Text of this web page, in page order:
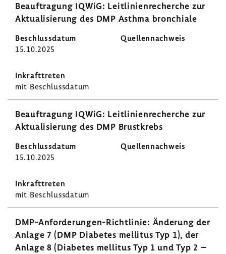
Beauf­tra­gung IQWiG: Leit­li­ni­en­re­cherche zur
Aktua­li­sie­rung des DMP Asthma bron­chiale
15.10.2025
mit Beschluss­datum
Beauf­tra­gung IQWiG: Leit­li­ni­en­re­cherche zur
Aktua­li­sie­rung des DMP Brust­krebs
15.10.2025
mit Beschluss­datum
DMP-​Anforderungen-Richtlinie: Ände­rung der
Anlage 7 (DMP Diabetes mellitus Typ 1), der
Anlage 8 (Diabetes mellitus Typ 1 und Typ 2 –